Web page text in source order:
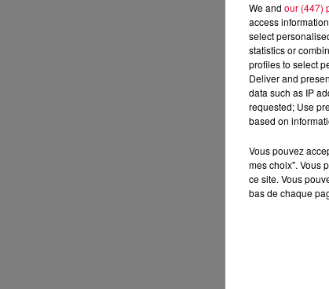
We and our (447)
access
select
statistics or
profiles to select
Deliver and
data such as IP
requested; Use
based on
Vous pouvez
mes choix". Vous
ce site. Vous
bas de chaque